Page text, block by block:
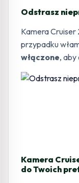
Odstrasz
Kamera Cruiser
przypadku
włączone, aby
Kamera
do Twoich